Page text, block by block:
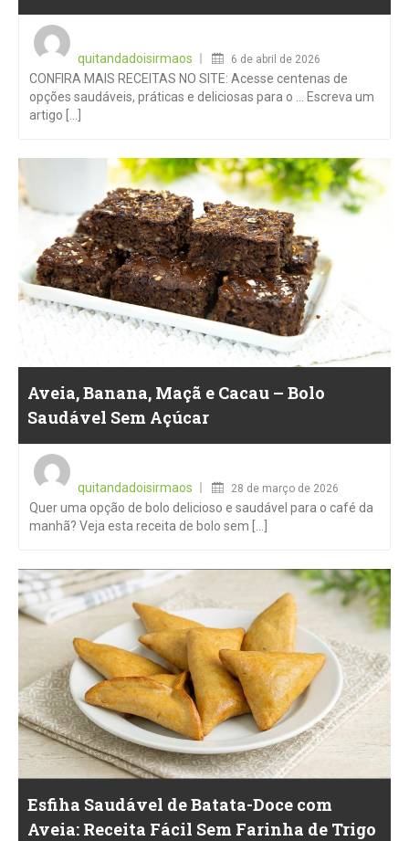
quitandadoisirmaos
6 de abril de 2026
CONFIRA MAIS RECEITAS NO SITE: Acesse centenas de
opções saudáveis, práticas e deliciosas para o … Escreva um
artigo [...]
Aveia, Banana, Maçã e Cacau – Bolo
Saudável Sem Açúcar
quitandadoisirmaos
28 de março de 2026
Quer uma opção de bolo delicioso e saudável para o café da
manhã? Veja esta receita de bolo sem [...]
Esfiha Saudável de Batata-Doce com
Aveia: Receita Fácil Sem Farinha de Trigo